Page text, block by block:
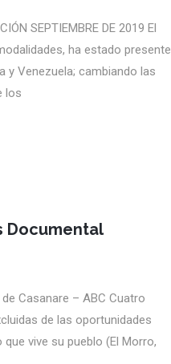
SEPTIEMBRE DE 2019 El
ha estado presente
y Venezuela; cambiando las
los
Documental
Casanare – ABC Cuatro
de las oportunidades
vive su pueblo (El Morro,